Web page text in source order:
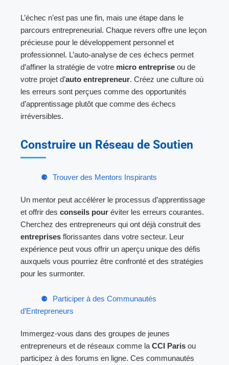
L’échec n’est pas une fin, mais une étape dans le
parcours entrepreneurial. Chaque revers offre une leçon
précieuse pour le développement personnel et
professionnel. L’auto-analyse de ces échecs permet
d’affiner la stratégie de votre micro entreprise ou de
votre projet d’auto entrepreneur. Créez une culture où
les erreurs sont perçues comme des opportunités
d’apprentissage plutôt que comme des échecs
irréversibles.
Construire un Réseau de Soutien
Trouver des Mentors Inspirants
Un mentor peut accélérer le processus d’apprentissage
et offrir des conseils pour éviter les erreurs courantes.
Cherchez des entrepreneurs qui ont déjà construit des
entreprises florissantes dans votre secteur. Leur
expérience peut vous offrir un aperçu unique des défis
auxquels vous pourriez être confronté et des stratégies
pour les surmonter.
Participer à des Communautés
d’Entrepreneurs
Immergez-vous dans des groupes de jeunes
entrepreneurs et de réseaux comme la CCI Paris ou
participez à des forums en ligne. Ces communautés